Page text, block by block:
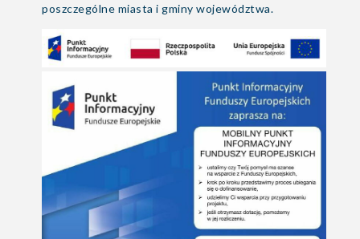
poszczególne miasta i gminy województwa.